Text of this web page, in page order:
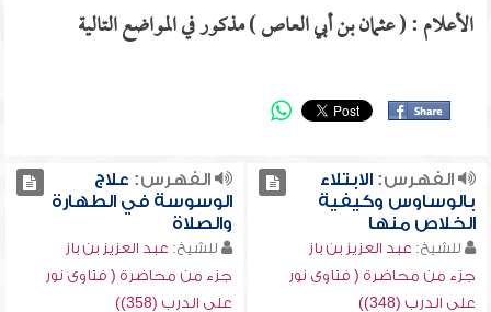
الأعلام : ( عثمان بن أبي العاص ) مذكور في المواضع التالية
الفهرس:الابتلاء
بالوساوس وكيفية
الخلاص منها
للشيخ: عبد العزيز بن باز
جزء من محاضرة ( فتاوى نور
على الدرب (348))
الفهرس: علاج
الوسوسة في الطهارة
والصلاة
للشيخ: عبد العزيز بن باز
جزء من محاضرة ( فتاوى نور
على الدرب (358))